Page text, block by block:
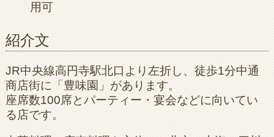
用可
紹介文
JR中央線高円寺駅北口より左折し、徒歩1分中通
商店街に「豊味園」があります。
座席数100席とパーティー・宴会などに向いてい
る店です。